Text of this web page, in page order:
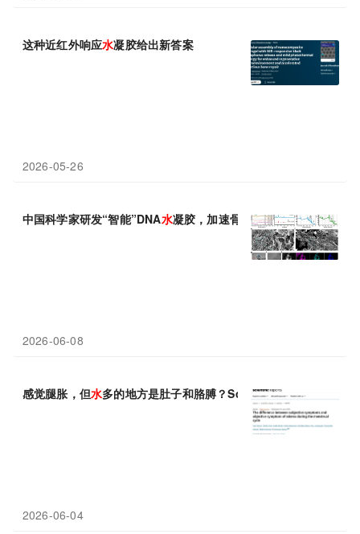
这种近红外响应水凝胶给出新答案
2026-05-26
中国科学家研发“智能”DNA水凝胶，加速骨骼再生
2026-06-08
感觉腿胀，但水多的地方是肚子和胳膊？Scientific Reports揭开
2026-06-04